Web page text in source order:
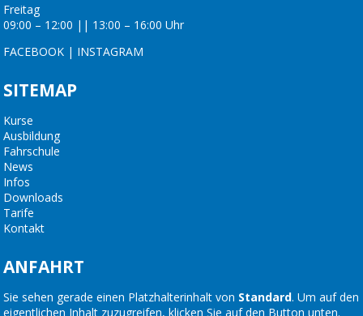
Freitag
09:00 – 12:00 || 13:00 – 16:00 Uhr
FACEBOOK | INSTAGRAM
SITEMAP
Kurse
Ausbildung
Fahrschule
News
Infos
Downloads
Tarife
Kontakt
ANFAHRT
Sie sehen gerade einen Platzhalterinhalt von Standard. Um auf den
eigentlichen Inhalt zuzugreifen, klicken Sie auf den Button unten.